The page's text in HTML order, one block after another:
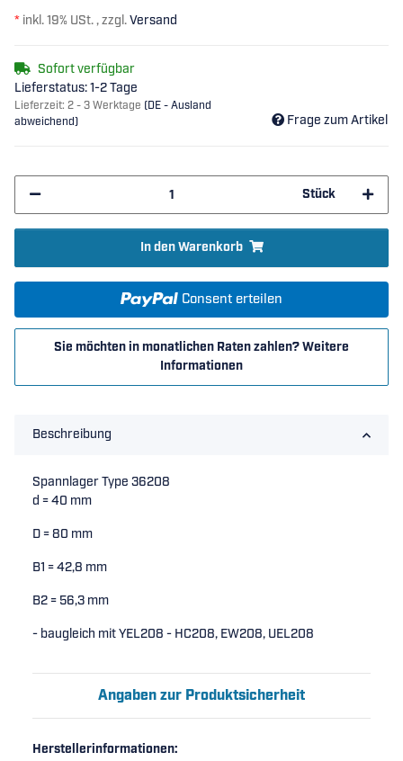
* inkl. 19% USt. , zzgl.Versand
Sofort verfügbar
Lieferstatus: 1-2 Tage
Lieferzeit: 2 - 3 Werktage (DE - Ausland
abweichend)
Frage zum Artikel
Stück
In den Warenkorb
Consent erteilen
Sie möchten in monatlichen Raten zahlen?Weitere
Informationen
Beschreibung
Spannlager Type 36208
d = 40 mm
D = 80 mm
B1 = 42,8 mm
B2 = 56,3 mm
- baugleich mit YEL208 - HC208, EW208, UEL208
Angaben zur Produktsicherheit
Herstellerinformationen: